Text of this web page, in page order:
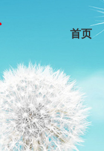
首页